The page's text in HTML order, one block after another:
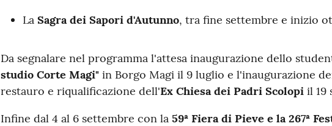
La Sagra dei Sapori d'Autunno, tra fine settembre e inizio
Da segnalare nel programma l'attesa inaugurazione dello
studio Corte Magi" in Borgo Magi il 9 luglio e l'inaugurazione
restauro e riqualificazione dell'Ex Chiesa dei Padri Scolopi il 19
Infine dal 4 al 6 settembre con la 59ª Fiera di Pieve e la 267ª